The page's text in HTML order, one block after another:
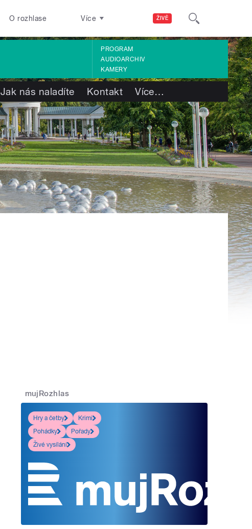
ŽIVĚ
O rozhlase Více
PROGRAM
AUDIOARCHIV
KAMERY
Jak nás naladíte Kontakt Více…
mujRozhlas
Hry a četby
Krimi
Pohádky
Pořady
Živé vysílání